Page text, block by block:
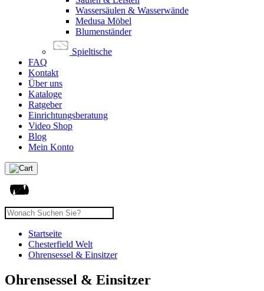
Wassersäulen & Wasserwände
Medusa Möbel
Blumenständer
Spieltische
FAQ
Kontakt
Über uns
Kataloge
Ratgeber
Einrichtungsberatung
Video Shop
Blog
Mein Konto
Startseite
Chesterfield Welt
Ohrensessel & Einsitzer
Ohrensessel & Einsitzer